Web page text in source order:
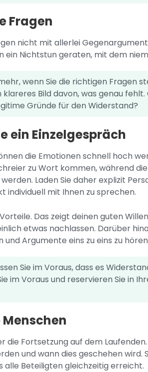
Fragen
nicht mit allerlei
ein Nichtstun geraten, mit dem
wenn Sie die richtigen Fragen
klareres Bild davon, was genau
Gründe für den Widerstand?
ein Einzelgespräch
die Emotionen schnell hoch
zu Wort kommen, während
Laden Sie daher explizit
individuell mit Ihnen zu sprechen.
Das zeigt deinen guten
etwas nachlassen. Darüber
und Argumente eins zu eins zu
Sie im Voraus, dass es
im Voraus und reservieren Sie in
die Fortsetzung auf dem
und wann dies geschehen wird.
alle Beteiligten gleichzeitig erreicht.